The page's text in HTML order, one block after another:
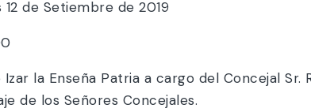
12 de Setiembre de 2019
la Enseña Patria a cargo del Concejal Sr.
de los Señores Concejales.